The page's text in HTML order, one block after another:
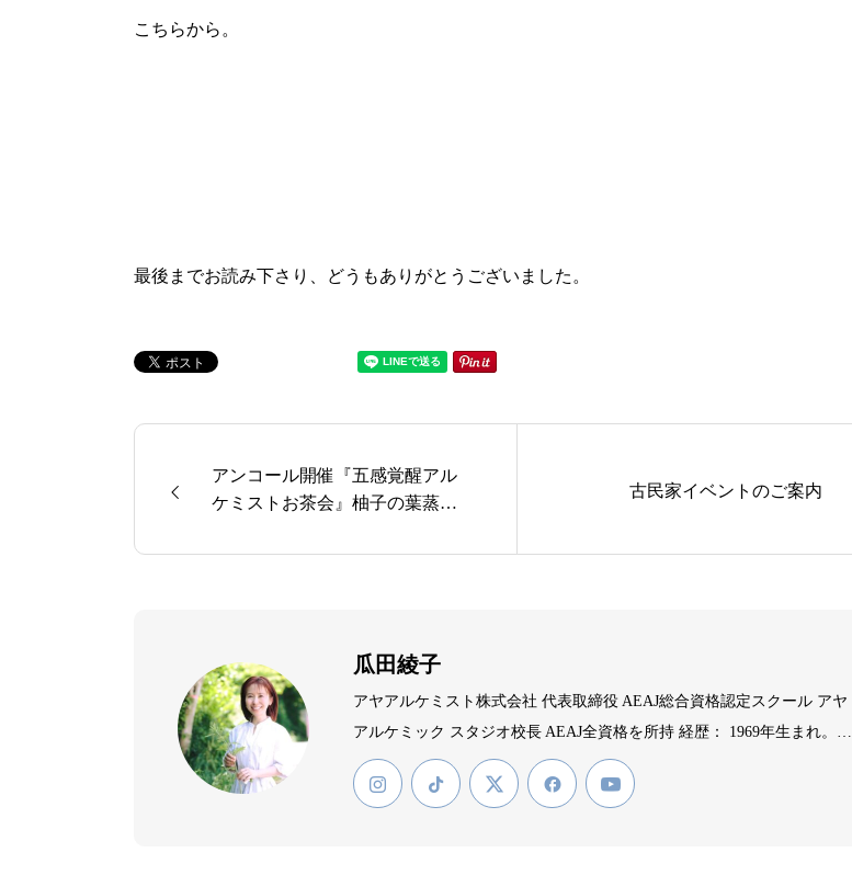
こちらから。
最後までお読み下さり、どうもありがとうございました。
アンコール開催『五感覚醒アル
ケミストお茶会』柚子の葉蒸留
飲♫
古民家イベントのご案内
瓜田綾子
アヤアルケミスト株式会社 代表取締役 AEAJ総合資格認定スクール アヤ
アルケミック スタジオ校長 AEAJ全資格を所持 経歴： 1969年生まれ。音
楽演奏者、エステティシャンを経て、2007年よりアロマテラピーの道
へ。出産を機にアロマテラピーの効果を実感し、2009年にアヤアルケミ